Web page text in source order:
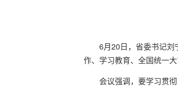
6月20日，省委书记刘
作、学习教育、全国统一大
会议强调，要学习贯